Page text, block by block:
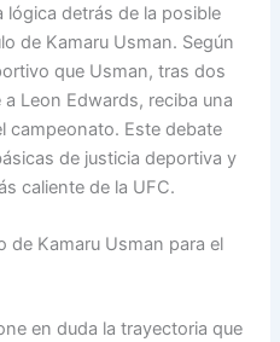
lógica detrás de la posible
de Kamaru Usman. Según
que Usman, tras dos
Leon Edwards, reciba una
campeonato. Este debate
de justicia deportiva y
caliente de la UFC.
de Kamaru Usman para el
en duda la trayectoria que